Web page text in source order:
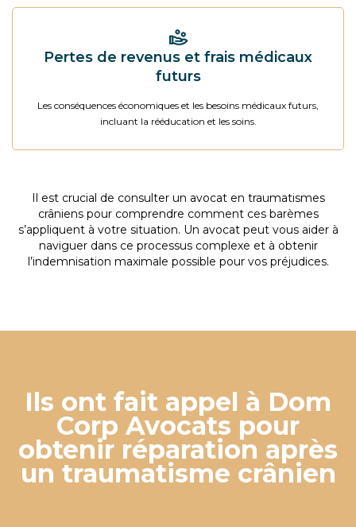
Pertes de revenus et frais médicaux
futurs
Les conséquences économiques et les besoins médicaux futurs,
incluant la rééducation et les soins.
Il est crucial de consulter un avocat en traumatismes
crânienspour comprendre comment ces barèmes
s’appliquent à votre situation. Un avocat peut vous aider à
naviguer dans ce processus complexe et à obtenir
l’indemnisation maximale possible pour vos préjudices.
Ils ont fait appel à Dom
Corp Avocats pour
obtenir réparation après
un traumatisme crânien